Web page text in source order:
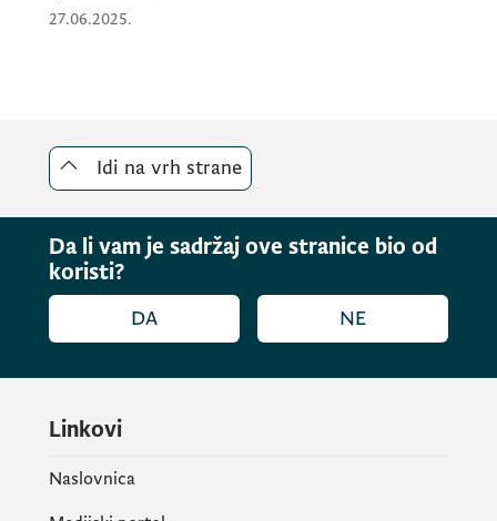
do decembra, čime je obezbijeđen
27.06.2025.
Idi na vrh strane
Da li vam je sadržaj ove stranice bio od
koristi?
DA NE
Linkovi
Naslovnica